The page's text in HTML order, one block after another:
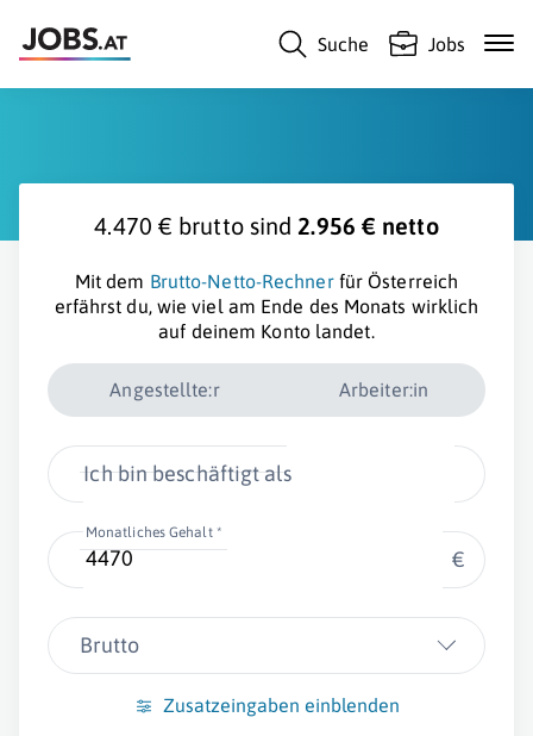
Suche Jobs
4.470 € brutto sind2.956 € netto
Mit dem Brutto-Netto-Rechnerfür Österreich
erfährst du, wie viel am Ende des Monats wirklich
auf deinem Konto landet.
Angestellte:r Arbeiter:in
Ich bin beschäftigt als
Monatliches Gehalt *
€
Brutto
Zusatzeingaben einblenden